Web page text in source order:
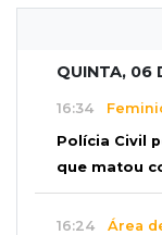
QUINTA, 06
16:34
Polícia Civil
que matou
16:24 Área